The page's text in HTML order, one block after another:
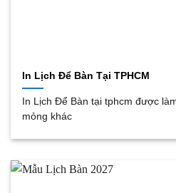
In Lịch Để Bàn Tại TPHCM
In Lịch Để Bàn tại tphcm được
mỏng khác